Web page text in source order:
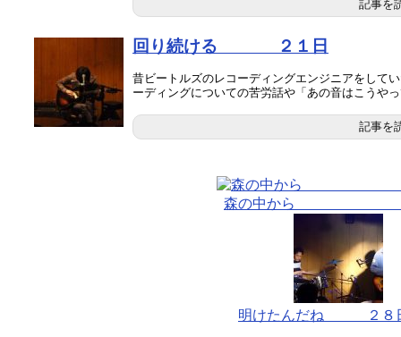
記事を
回り続ける ２１日
昔ビートルズのレコーディングエンジニアをして
ーディングについての苦労話や「あの音はこうや
記事を
森の中から
明けたんだね ２